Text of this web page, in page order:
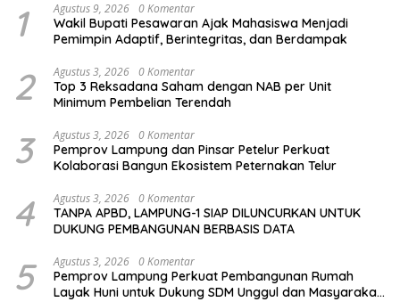
1 Agustus 9, 2026 0 Komentar
Wakil Bupati Pesawaran Ajak Mahasiswa Menjadi
Pemimpin Adaptif, Berintegritas, dan Berdampak
2 Agustus 3, 2026 0 Komentar
Top 3 Reksadana Saham dengan NAB per Unit
Minimum Pembelian Terendah
3 Agustus 3, 2026 0 Komentar
Pemprov Lampung dan Pinsar Petelur Perkuat
Kolaborasi Bangun Ekosistem Peternakan Telur
4 Agustus 3, 2026 0 Komentar
TANPA APBD, LAMPUNG-1 SIAP DILUNCURKAN UNTUK
DUKUNG PEMBANGUNAN BERBASIS DATA
5 Agustus 3, 2026 0 Komentar
Pemprov Lampung Perkuat Pembangunan Rumah
Layak Huni untuk Dukung SDM Unggul dan Masyarakat